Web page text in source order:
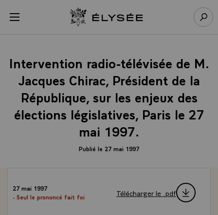
menu Retour à l’accueil Élysée
Intervention radio-télévisée de M.
Jacques Chirac, Président de la
République, sur les enjeux des
élections législatives, Paris le 27
mai 1997.
Publié le 27 mai 1997
27 mai 1997
- Seul le prononcé fait foi
Télécharger le .pdf
Panneau de gestion des cookies